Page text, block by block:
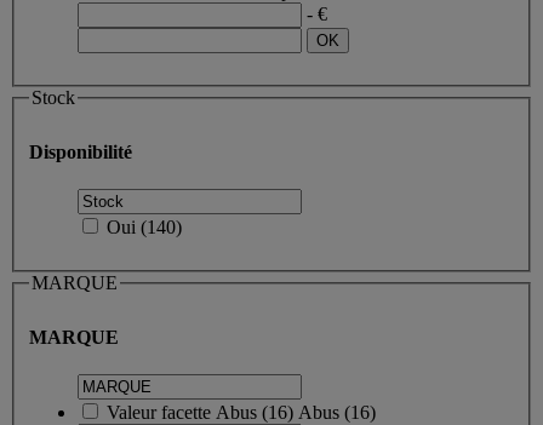
- €
Stock
Disponibilité
Oui (140)
MARQUE
MARQUE
Valeur facette Abus (16) Abus (16)